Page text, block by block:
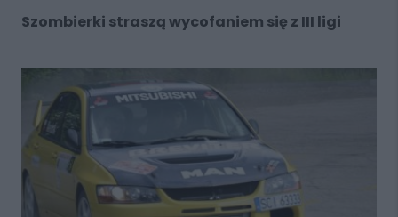
Szombierki straszą wycofaniem się z III ligi